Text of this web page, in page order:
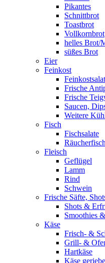
Pikantes
Schnittbrot
Toastbrot
Vollkornbrot
helles Brot/
süßes Brot
Eier
Feinkost
Frische
Frische
Saucen,
Weitere
Fisch
Fischsalate
Räucherfisch
Fleisch
Geflügel
Lamm
Rind
Schwein
Frische Säfte,
Shots &
Smoothies
Käse
Frisch- &
Grill- &
Hartkäse
Käse